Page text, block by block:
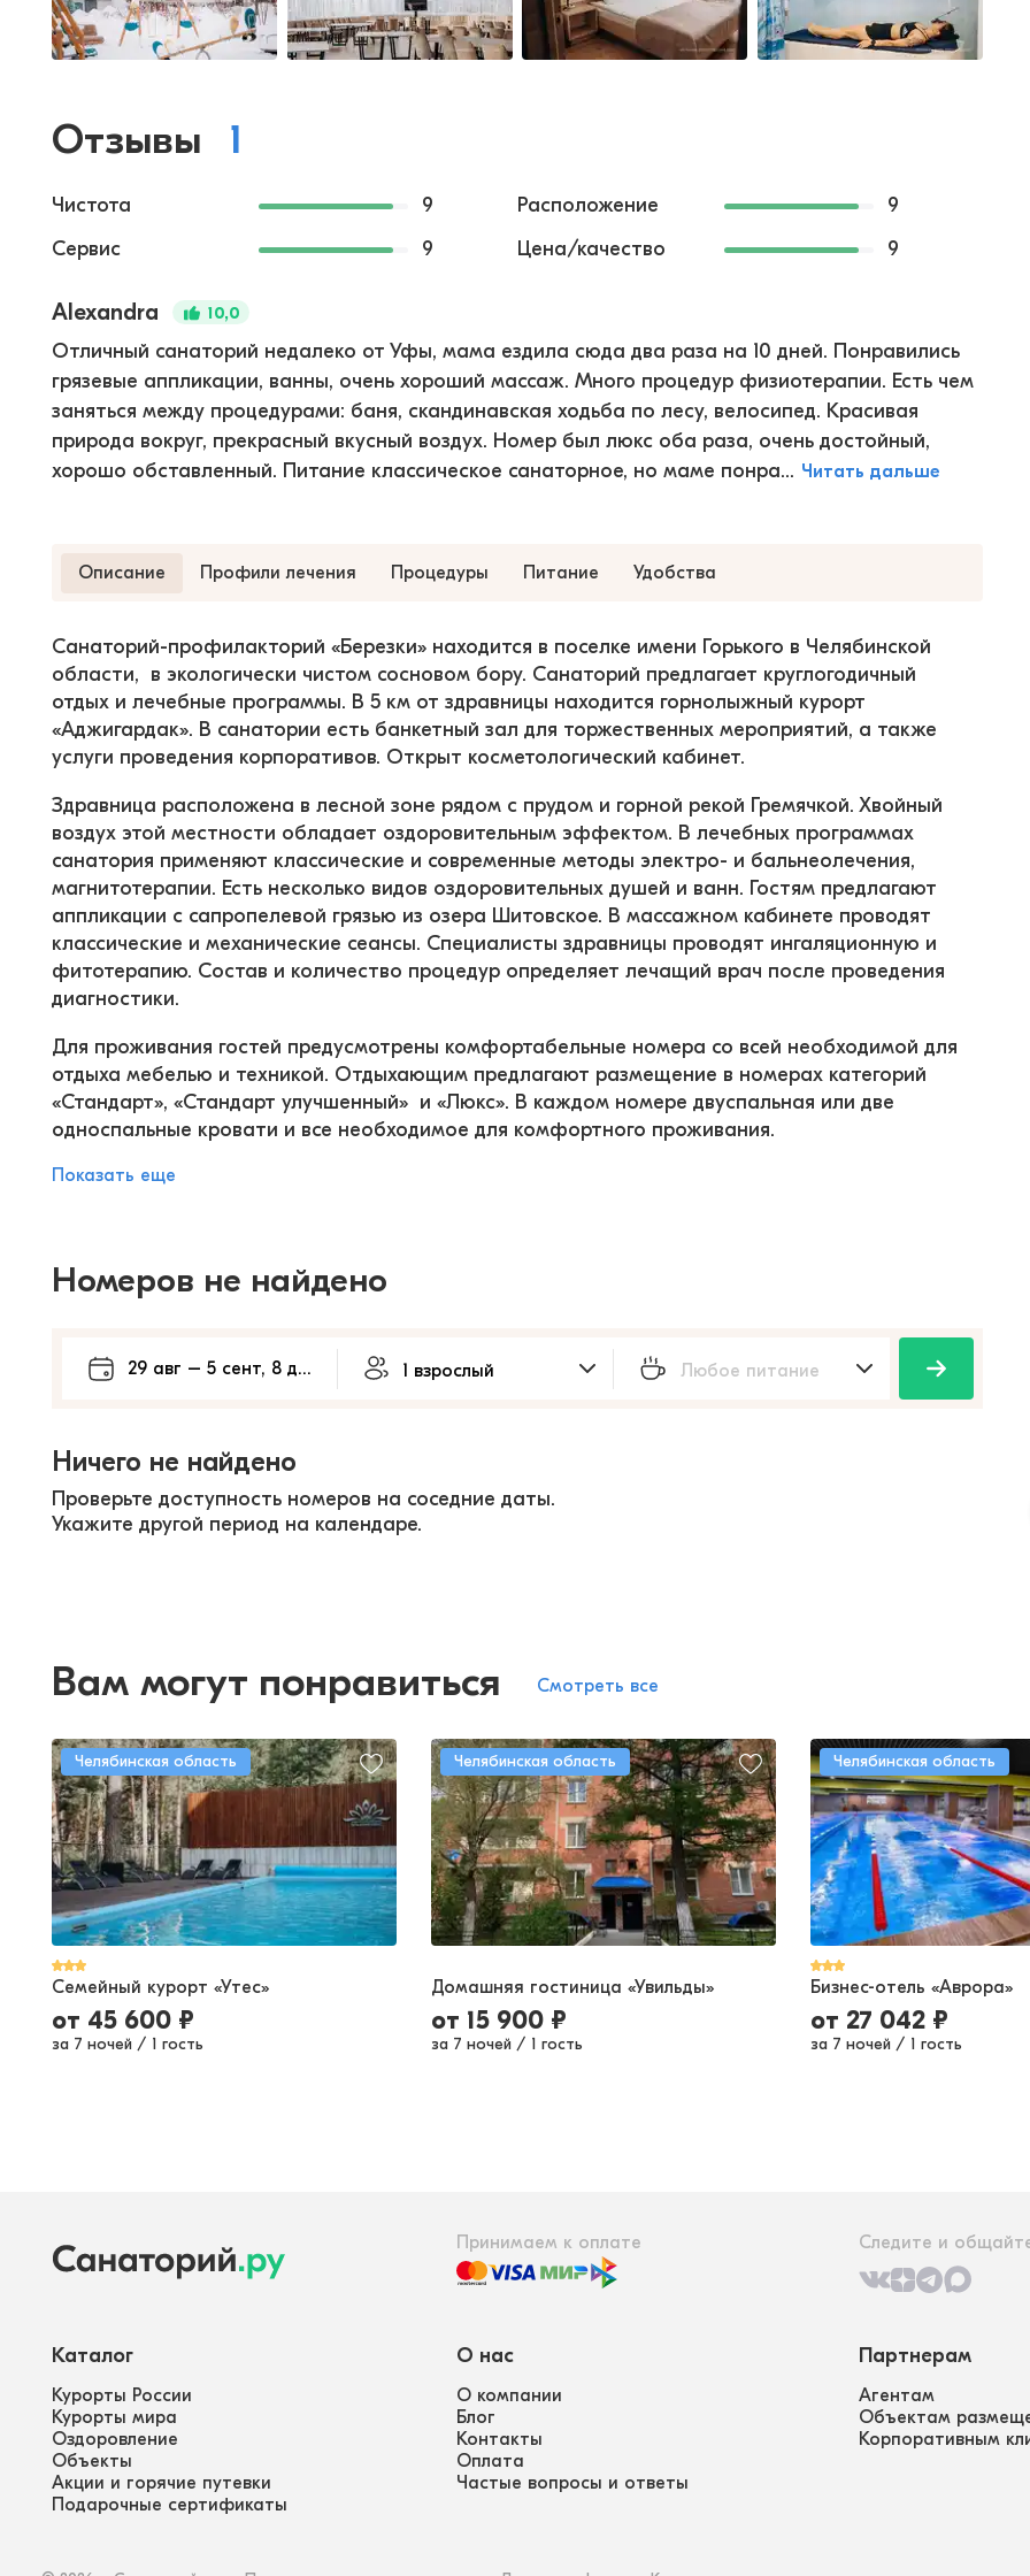
Отзывы 1
Чистота 9 Расположение
9
Сервис
9 Цена/качество 9
Alexandra 10,0
Отличный санаторий недалеко от Уфы, мама ездила сюда два раза на 10 дней. Понравились
грязевые аппликации, ванны, очень хороший массаж. Много процедур физиотерапии. Есть чем
заняться между процедурами: баня, скандинавская ходьба по лесу, велосипед. Красивая
природа вокруг, прекрасный вкусный воздух. Номер был люкс оба раза, очень достойный,
хорошо обставленный. Питание классическое санаторное, но маме понра... Читать дальше
Описание Профили лечения Процедуры Питание Удобства
Санаторий-профилакторий «Березки» находится в поселке имени Горького в Челябинской
области,  в экологически чистом сосновом бору. Санаторий предлагает круглогодичный
отдых и лечебные программы. В 5 км от здравницы находится горнолыжный курорт
«Аджигардак». В санатории есть банкетный зал для торжественных мероприятий, а также
услуги проведения корпоративов. Открыт косметологический кабинет.
Здравница расположена в лесной зоне рядом с прудом и горной рекой Гремячкой. Хвойный
воздух этой местности обладает оздоровительным эффектом. В лечебных программах
санатория применяют классические и современные методы электро- и бальнеолечения,
магнитотерапии. Есть несколько видов оздоровительных душей и ванн. Гостям предлагают
аппликации с сапропелевой грязью из озера Шитовское. В массажном кабинете проводят
классические и механические сеансы. Специалисты здравницы проводят ингаляционную и
фитотерапию. Состав и количество процедур определяет лечащий врач после проведения
диагностики.
Для проживания гостей предусмотрены комфортабельные номера со всей необходимой для
отдыха мебелью и техникой. Отдыхающим предлагают размещение в номерах категорий
«Стандарт», «Стандарт улучшенный»  и «Люкс». В каждом номере двуспальная или две
односпальные кровати и все необходимое для комфортного проживания.
Показать еще
Номеров не найдено
Ничего не найдено
Проверьте доступность номеров на соседние даты.
Укажите другой период на календаре.
Вам могут понравиться Смотреть все
Челябинская область
Семейный курорт «Утес»
от 45 600 ₽
за 7 ночей / 1 гость
Челябинская область
Домашняя гостиница «Увильды»
от 15 900 ₽
за 7 ночей / 1 гость
Челябинская область
Бизнес-отель «Аврора»
от 27 042 ₽
за 7 ночей / 1 гость
Каталог
Курорты России
Курорты мира
Оздоровление
Объекты
Акции и горячие путевки
Подарочные сертификаты
Принимаем к оплате
О нас
О компании
Блог
Контакты
Оплата
Частые вопросы и ответы
Следите и
Партнерам
Агентам
Объектам
Корпоративным